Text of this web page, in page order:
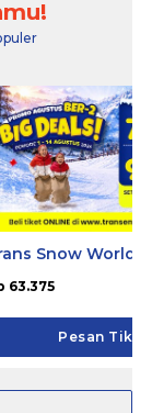
Snow World
63.375
Pesan Tiket